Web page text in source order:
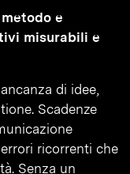
e
misurabili e
di idee,
Scadenze
ricorrenti che
Senza un